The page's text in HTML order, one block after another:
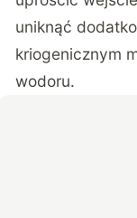
uniknąć
kriogenicznym
wodoru.